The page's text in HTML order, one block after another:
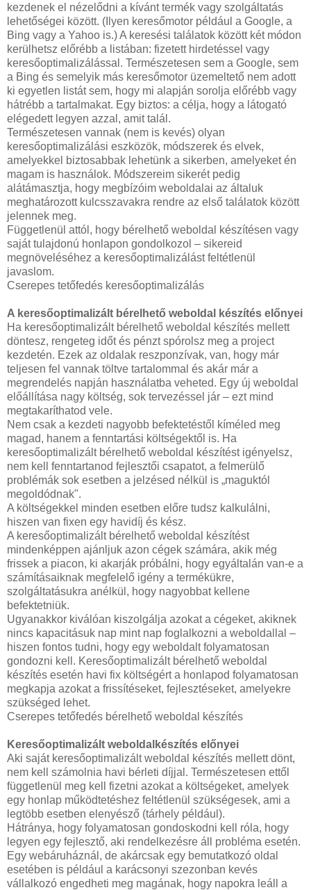
kezdenek el nézelődni a kívánt termék vagy szolgáltatás
lehetőségei között. (Ilyen keresőmotor például a Google, a
Bing vagy a Yahoo is.) A keresési találatok között két módon
kerülhetsz előrébb a listában: fizetett hirdetéssel vagy
keresőoptimalizálással. Természetesen sem a Google, sem
a Bing és semelyik más keresőmotor üzemeltető nem adott
ki egyetlen listát sem, hogy mi alapján sorolja előrébb vagy
hátrébb a tartalmakat. Egy biztos: a célja, hogy a látogató
elégedett legyen azzal, amit talál.
Természetesen vannak (nem is kevés) olyan
keresőoptimalizálási eszközök, módszerek és elvek,
amelyekkel biztosabbak lehetünk a sikerben, amelyeket én
magam is használok. Módszereim sikerét pedig
alátámasztja, hogy megbízóim weboldalai az általuk
meghatározott kulcsszavakra rendre az első találatok között
jelennek meg.
Függetlenül attól, hogy bérelhető weboldal készítésen vagy
saját tulajdonú honlapon gondolkozol – sikereid
megnöveléséhez a keresőoptimalizálást feltétlenül
javaslom.
Cserepes tetőfedés keresőoptimalizálás
A keresőoptimalizált bérelhető weboldal készítés előnyei
Ha keresőoptimalizált bérelhető weboldal készítés mellett
döntesz, rengeteg időt és pénzt spórolsz meg a project
kezdetén. Ezek az oldalak reszponzívak, van, hogy már
teljesen fel vannak töltve tartalommal és akár már a
megrendelés napján használatba veheted. Egy új weboldal
előállítása nagy költség, sok tervezéssel jár – ezt mind
megtakaríthatod vele.
Nem csak a kezdeti nagyobb befektetéstől kíméled meg
magad, hanem a fenntartási költségektől is. Ha
keresőoptimalizált bérelhető weboldal készítést igényelsz,
nem kell fenntartanod fejlesztői csapatot, a felmerülő
problémák sok esetben a jelzésed nélkül is „maguktól
megoldódnak".
A költségekkel minden esetben előre tudsz kalkulálni,
hiszen van fixen egy havidíj és kész.
A keresőoptimalizált bérelhető weboldal készítést
mindenképpen ajánljuk azon cégek számára, akik még
frissek a piacon, ki akarják próbálni, hogy egyáltalán van-e a
számításaiknak megfelelő igény a termékükre,
szolgáltatásukra anélkül, hogy nagyobbat kellene
befektetniük.
Ugyanakkor kiválóan kiszolgálja azokat a cégeket, akiknek
nincs kapacitásuk nap mint nap foglalkozni a weboldallal –
hiszen fontos tudni, hogy egy weboldalt folyamatosan
gondozni kell. Keresőoptimalizált bérelhető weboldal
készítés esetén havi fix költségért a honlapod folyamatosan
megkapja azokat a frissítéseket, fejlesztéseket, amelyekre
szükséged lehet.
Cserepes tetőfedés bérelhető weboldal készítés
Keresőoptimalizált weboldalkészítés előnyei
Aki saját keresőoptimalizált weboldal készítés mellett dönt,
nem kell számolnia havi bérleti díjjal. Természetesen ettől
függetlenül meg kell fizetni azokat a költségeket, amelyek
egy honlap működtetéshez feltétlenül szükségesek, ami a
legtöbb esetben elenyésző (tárhely például).
Hátránya, hogy folyamatosan gondoskodni kell róla, hogy
legyen egy fejlesztő, aki rendelkezésre áll probléma esetén.
Egy webáruháznál, de akárcsak egy bemutatkozó oldal
esetében is például a karácsonyi szezonban kevés
vállalkozó engedheti meg magának, hogy napokra leáll a